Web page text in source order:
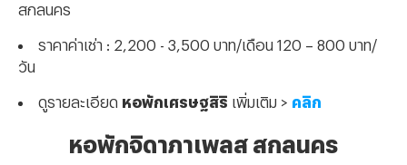
สกลนคร
ราคาค่าเช่า : 2,200 - 3,500 บาท/เดือน 120 – 800 บาท/
วัน
ดูรายละเอียด หอพักเศรษฐสิริ เพิ่มเติม > คลิก
หอพักจิดาภาเพลส สกลนคร